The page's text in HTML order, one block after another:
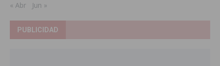
« Abr Jun »
PUBLICIDAD